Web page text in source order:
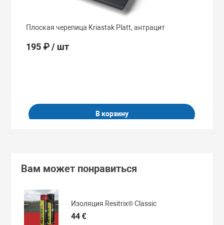
Плоская черепица Kriastak Platt, антрацит
195 ₽/ шт
В корзину
Вам может понравиться
Изоляция Resitrix® Classic
44 €